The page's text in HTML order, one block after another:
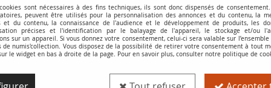
porté par la République Démocratique du Congo entre 1971
illustrant l'histoire économique et politique du pays
ainsi la recherche des collectionneurs et des numismates.
sont nécessaires à des fins techniques, ils sont donc dispensés de
peuvent être utilisés pour la personnalisation des annonces et du contenu, la
et du contenu, la connaissance de l'audience et le développement de produits, les
précises et l'identification par le balayage de l'appareil, le stockage et/ou
sur un appareil. Si vous donnez votre consentement, celui-ci sera valable sur l’ensemble
de numis'collection. Vous disposez de la possibilité de retirer votre consentement à tout
le widget en bas à droite de la page. Pour en savoir plus, consulter notre politique de